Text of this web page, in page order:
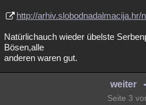
http://arhiv.slobodnadalmacija.hr/
Natürlichauch wieder übelste
Bösen,alle
anderen waren gut.
weiter
Seite 3